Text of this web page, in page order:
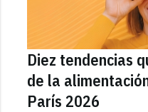
Diez tendencias
de la
París 2026